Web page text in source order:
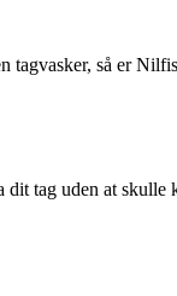
tagvasker, så er
tag uden at skulle